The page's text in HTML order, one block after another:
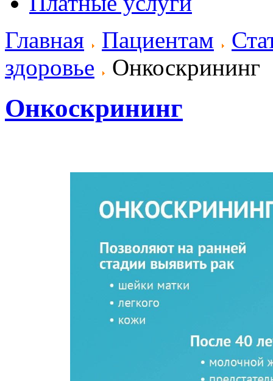
Главная
Пациентам
здоровье
Онкоскрининг
Онкоскрининг